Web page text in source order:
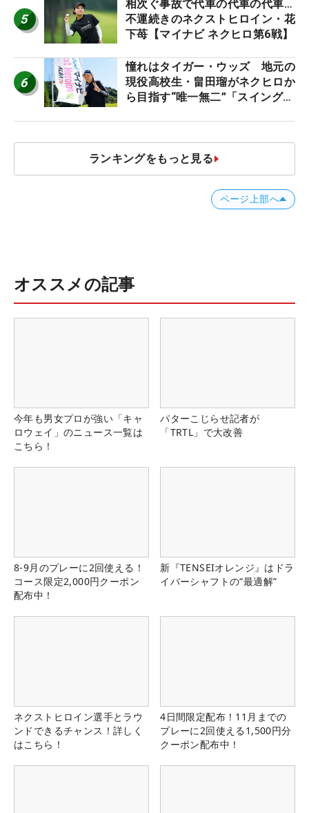
5
相次ぐ事故で代車の代車の代車…
不運続きのネクストヒロイン・花
下苺【マイナビ ネクヒロ第6戦】
6
憧れはタイガー・ウッズ 地元の
現役高校生・畠田瑠がネクヒロか
ら目指す“唯一無二”「スイングは
ランキングをもっと見る
ページ上部へ
オススメの記事
今年も男女プロが強い「キャ
ロウェイ」のニュース一覧は
こちら！
パターこじらせ記者が
「TRTL」で大改善
8-9月のプレーに2回使える！
コース限定2,000円クーポン
配布中！
新『TENSEIオレンジ』はドラ
イバーシャフトの“最適解”
ネクストヒロイン選手とラウ
ンドできるチャンス！詳しく
はこちら！
4日間限定配布！11月までの
プレーに2回使える1,500円分
クーポン配布中！